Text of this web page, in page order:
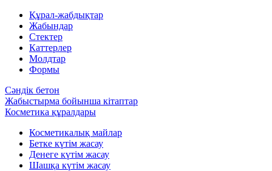
Құрал-жабдықтар
Жабындар
Стектер
Каттерлер
Молдтар
Формы
Сәндік бетон
Жабыстырма бойынша кітаптар
Косметика құралдары
Косметикалық майлар
Бетке күтім жасау
Денеге күтім жасау
Шашқа күтім жасау